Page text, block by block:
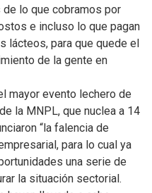
lo que cobramos por
e incluso lo que pagan
lácteos, para que quede el
de la gente en
mayor evento lechero de
la MNPL, que nuclea a 14
“la falencia de
para lo cual ya
una serie de
la situación sectorial.